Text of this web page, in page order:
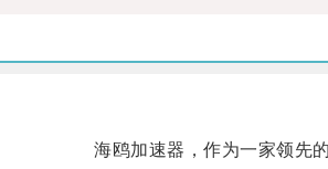
海鸥加速器，作为一家领先的